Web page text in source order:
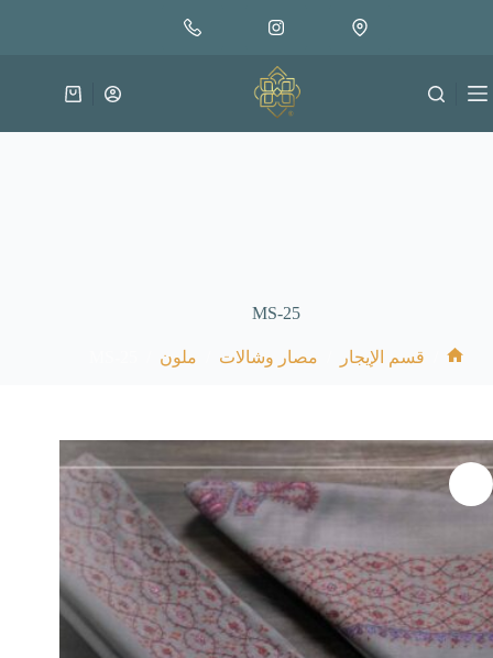
عربة
MS-25
قسم الإيجار مصار وشالات ملون